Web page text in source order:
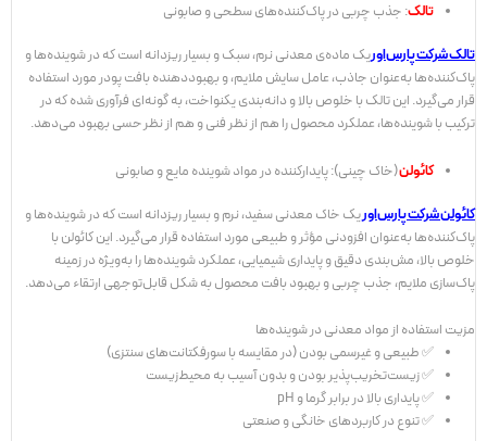
تالک: جذب چربی در پاک‌کننده‌های سطحی و صابونی
تالک شرکت پارس‌اوریک ماده‌ی معدنی نرم، سبک و بسیار ریزدانه است که در شوینده‌ها و
پاک‌کننده‌ها به‌عنوان جاذب، عامل سایش ملایم، و بهبوددهنده بافت پودر مورد استفاده
قرار می‌گیرد. این تالک با خلوص بالا و دانه‌بندی یکنواخت، به گونه‌ای فرآوری شده که در
ترکیب با شوینده‌ها، عملکرد محصول را هم از نظر فنی و هم از نظر حسی بهبود می‌دهد.
کائولن(خاک چینی): پایدارکننده در مواد شوینده مایع و صابونی
کائولن شرکت پارس‌اوریک خاک معدنی سفید، نرم و بسیار ریزدانه است که در شوینده‌ها و
پاک‌کننده‌ها به‌عنوان افزودنی مؤثر و طبیعی مورد استفاده قرار می‌گیرد. این کائولن با
خلوص بالا، مش‌بندی دقیق و پایداری شیمیایی، عملکرد شوینده‌ها را به‌ویژه در زمینه
پاک‌سازی ملایم، جذب چربی و بهبود بافت محصول به شکل قابل‌توجهی ارتقاء می‌دهد.
مزیت استفاده از مواد معدنی در شوینده‌ها
✅ طبیعی و غیرسمی بودن (در مقایسه با سورفکتانت‌های سنتزی)
✅ زیست‌تخریب‌پذیر بودن و بدون آسیب به محیط‌زیست
✅ پایداری بالا در برابر گرما و pH
✅ تنوع در کاربردهای خانگی و صنعتی